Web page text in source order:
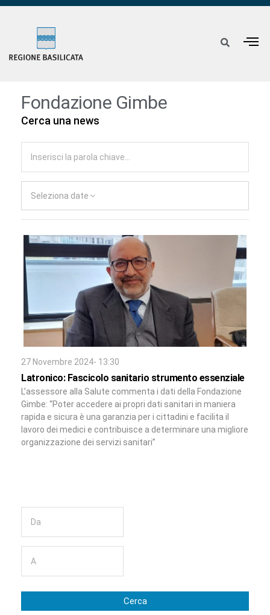
Fondazione Gimbe
Cerca una news
Seleziona date
27 Novembre 2024- 13:30
Latronico: Fascicolo sanitario strumento essenziale
L’assessore alla Salute commenta i dati della Fondazione
Gimbe: “Poter accedere ai propri dati sanitari in maniera
rapida e sicura è una garanzia per i cittadini e facilita il
lavoro dei medici e contribuisce a determinare una migliore
organizzazione dei servizi sanitari”
Cerca